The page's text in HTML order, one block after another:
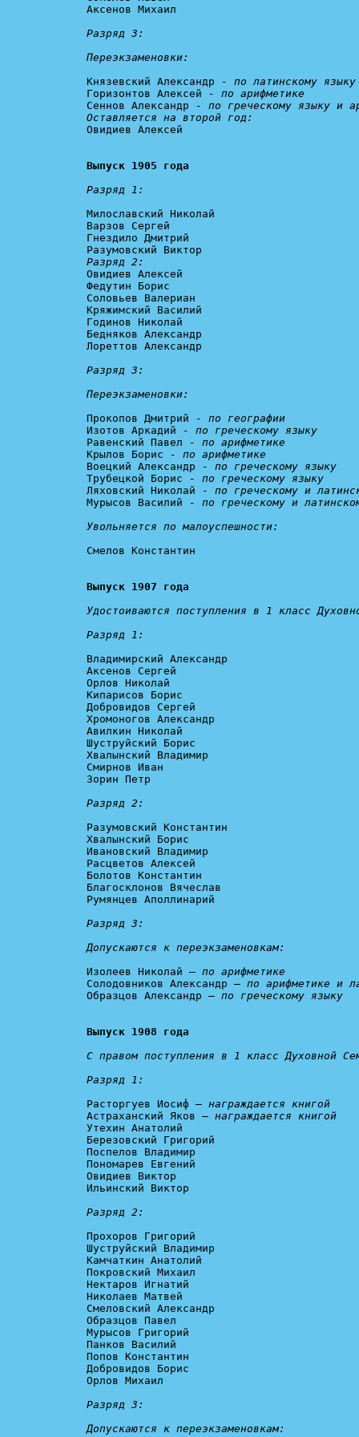
Аксенов Михаил
Разряд 3:
Переэкзаменовки:
Князевский Александр
- по латинскому языку
Горизонтов Алексей
- по арифметике
Сеннов Александр
- по греческому языку и
Оставляется на второй год:
Овидиев Алексей
Выпуск 1905 года
Разряд 1:
Милославский Николай
Варзов Сергей
Гнездило Дмитрий
Разряд 2:
Овидиев Алексей
Федутин Борис
Соловьев Валериан
Кряжимский Василий
Годинов Николай
Бедняков Александр
Лореттов Александр
Разряд 3:
Переэкзаменовки:
Прокопов Дмитрий
- по географии
Изотов Аркадий
- по греческому языку
Равенский Павел
- по арифметике
Крылов Борис
- по арифметике
Воецкий Александр
- по греческому языку
Трубецкой Борис
- по греческому языку
Ляховский Николай
- по греческому и
Мурысов Василий
- по греческому и
Увольняется по малоуспешности:
Смелов Константин
Выпуск 1907 года
Удостоиваются поступления в 1 класс
Разряд 1:
Владимирский Александр
Аксенов Сергей
Орлов Николай
Кипарисов Борис
Добровидов Сергей
Хромоногов Александр
Авилкин Николай
Шуструйский Борис
Хвалынский Владимир
Смирнов Иван
Зорин Петр
Разряд 2:
Разумовский Константин
Хвалынский Борис
Ивановский Владимир
Расцветов Алексей
Болотов Константин
Благосклонов Вячеслав
Румянцев Аполлинарий
Разряд 3:
Допускаются к переэкзаменовкам:
Изолеев Николай – по арифметике
Солодовников Александр – по арифметике и
Образцов Александр – по греческому языку
Выпуск 1908 года
С правом поступления в 1 класс Духовной
Разряд 1:
Расторгуев Иосиф – награждается книгой
Астраханский Яков – награждается книгой
Утехин Анатолий
Березовский Григорий
Поспелов Владимир
Пономарев Евгений
Овидиев Виктор
Ильинский Виктор
Разряд 2:
Прохоров Григорий
Шуструйский Владимир
Камчаткин Анатолий
Покровский Михаил
Нектаров Игнатий
Николаев Матвей
Смеловский Александр
Образцов Павел
Мурысов Григорий
Панков Василий
Попов Константин
Добровидов Борис
Орлов Михаил
Разряд 3:
Допускаются к переэкзаменовкам: